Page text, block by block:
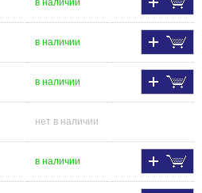
в наличии
в наличии
в наличии
нет в наличии
в наличии